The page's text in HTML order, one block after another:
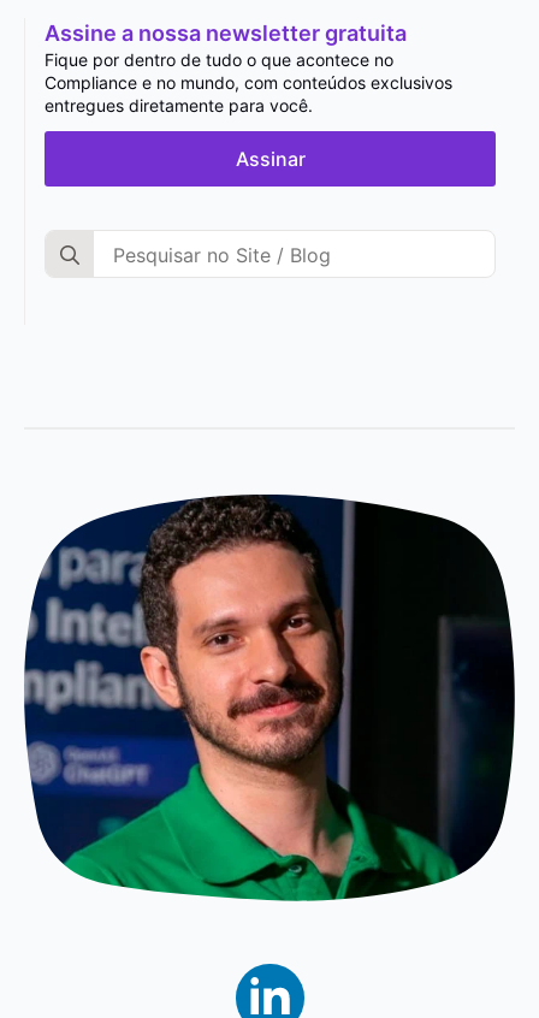
Assine a nossa newsletter gratuita
Fique por dentro de tudo o que acontece no
Compliance e no mundo, com conteúdos exclusivos
entregues diretamente para você.
Assinar
Search
for: